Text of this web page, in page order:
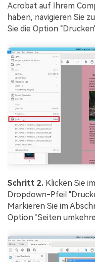
Acrobat auf Ihrem
haben, navigieren Sie
Sie die Option
Schritt 2. Klicken Sie
Dropdown-Pfeil
Markieren Sie im
Option "Seiten